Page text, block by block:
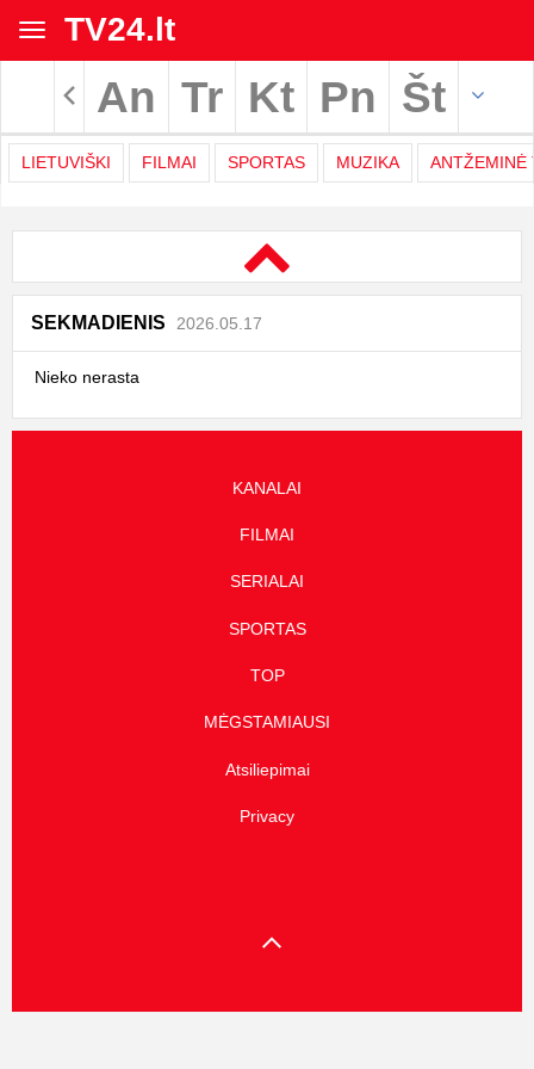
Toggle
navigation
TV24.lt
Rodyti archyvą
An Tr Kt Pn Št
LIETUVIŠKI FILMAI SPORTAS MUZIKA ANTŽEMINĖ
TV
programa
|
TV24.LT
SEKMADIENIS 2026.05.17
Nieko nerasta
KANALAI
FILMAI
SERIALAI
SPORTAS
TOP
MĖGSTAMIAUSI
Atsiliepimai
Privacy